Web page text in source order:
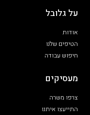
על גלובל
אודות
הטיפים שלנו
חיפוש עבודה
מעסיקים
צרפו משרה
התייעצו איתנו